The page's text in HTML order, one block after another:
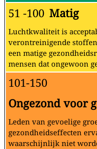
51 -100 Matig
Luchtkwaliteit is
verontreinigende
een matige
mensen dat ongewoon
101-150
Ongezond voor
Leden van gevoelige
gezondheidseffecten
waarschijnlijk niet